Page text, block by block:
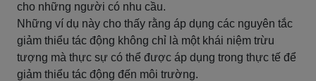
cho những người có nhu cầu.
Những ví dụ này cho thấy rằng áp dụng các nguyên tắc
giảm thiểu tác động không chỉ là một khái niệm trừu
tượng mà thực sự có thể được áp dụng trong thực tế để
giảm thiểu tác động đến môi trường.